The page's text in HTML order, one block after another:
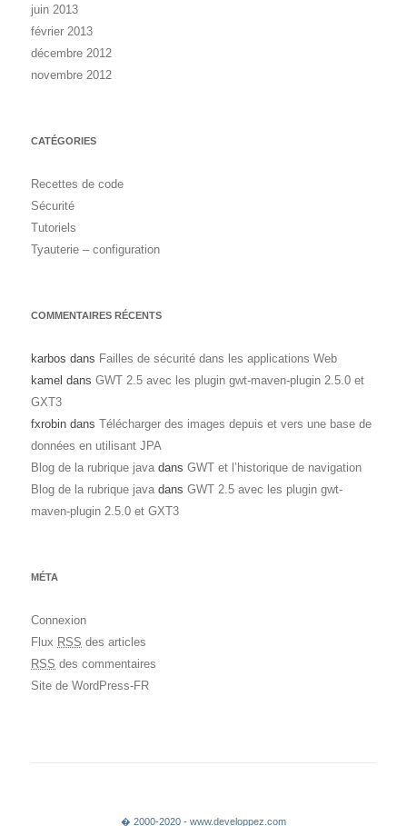
juin 2013
février 2013
décembre 2012
novembre 2012
CATÉGORIES
Recettes de code
Sécurité
Tutoriels
Tyauterie – configuration
COMMENTAIRES RÉCENTS
karbos dans Failles de sécurité dans les applications Web
kamel dans GWT 2.5 avec les plugin gwt-maven-plugin 2.5.0 et
GXT3
fxrobin dans Télécharger des images depuis et vers une base de
données en utilisant JPA
Blog de la rubrique java dans GWT et l’historique de navigation
Blog de la rubrique java dans GWT 2.5 avec les plugin gwt-
maven-plugin 2.5.0 et GXT3
MÉTA
Connexion
Flux RSS des articles
RSS des commentaires
Site de WordPress-FR
� 2000-2020 - www.developpez.com